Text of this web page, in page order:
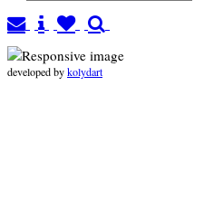
developed bykolydart